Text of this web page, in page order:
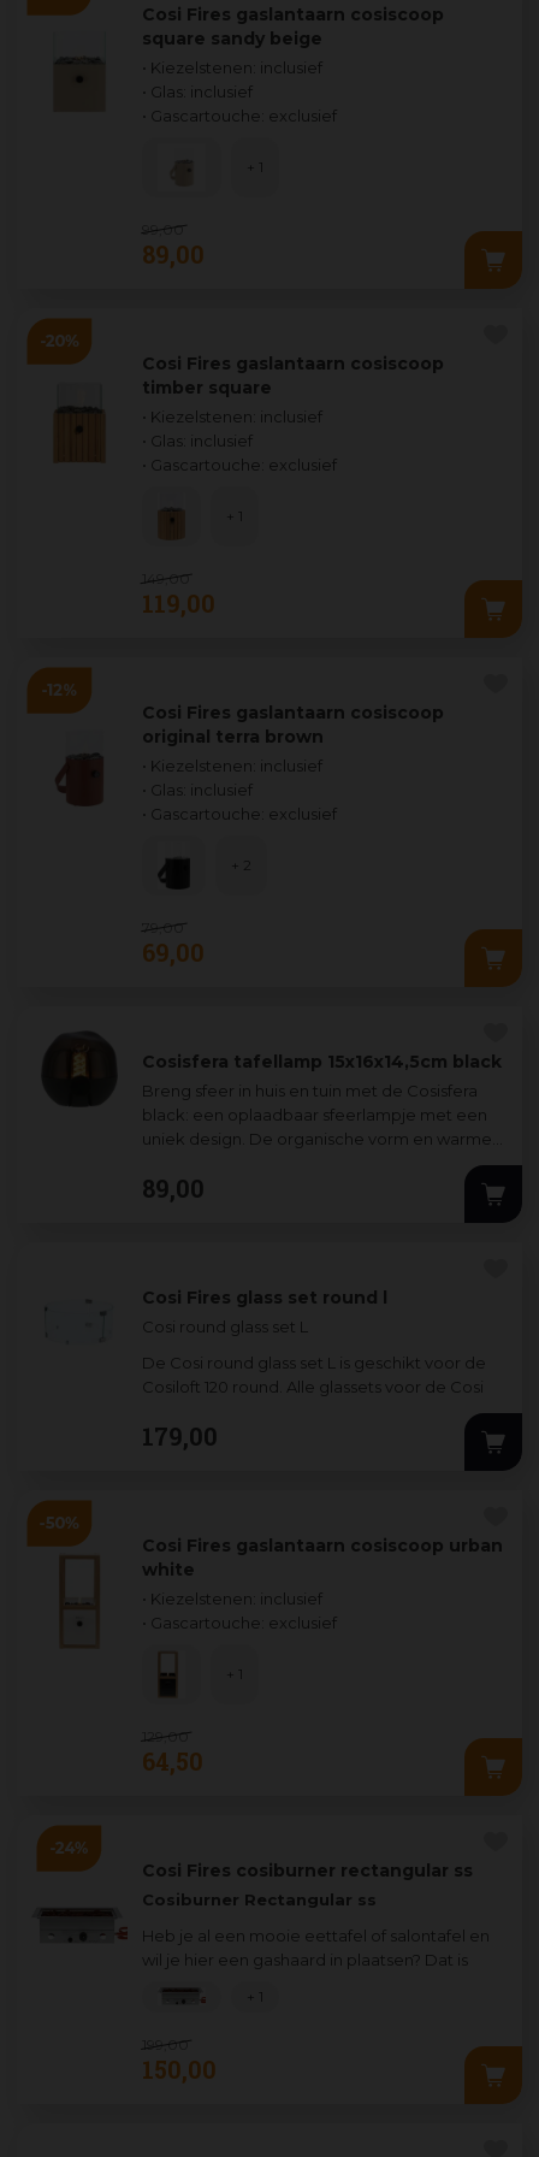
Cosi Fires gaslantaarn cosiscoop
square sandy beige
• Kiezelstenen: inclusief
• Glas: inclusief
• Gascartouche: exclusief
99 00
89,00
+ 1
Cosi Fires gaslantaarn cosiscoop
timber square
• Kiezelstenen: inclusief
• Glas: inclusief
• Gascartouche: exclusief
149 ,00
119,00
+ 1
Cosi Fires gaslantaarn cosiscoop
original terra brown
• Kiezelstenen: inclusief
• Glas: inclusief
• Gascartouche: exclusief
79 00
69,00
+ 2
Cosisfera tafellamp 15x16x14,5cm black
Breng sfeer in huis en tuin met de Cosisfera
black: een oplaadbaar sfeerlampje met een
uniek design. De organische vorm en warme
...
89,00
Cosi Fires glass set round l
Cosi round glass set L
De Cosi round glass set L is geschikt voor de
Cosiloft 120 round. Alle glassets voor de Cosi
179,00
Cosi Fires gaslantaarn cosiscoop urban
white
• Kiezelstenen: inclusief
• Gascartouche: exclusief
129 00
64,50
+ 1
Cosi Fires cosiburner rectangular ss
Cosiburner Rectangular ss
Heb je al een mooie eettafel of salontafel en
wil je hier een gashaard in plaatsen? Dat is
199 00
150,00
+ 1